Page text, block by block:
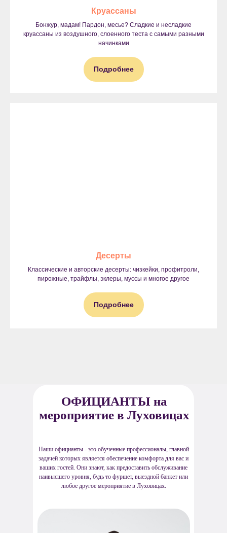
Круассаны
Бонжур, мадам! Пардон, месье? Сладкие и несладкие
круассаны из воздушного, слоенного теста с самыми разными
начинками
Подробнее
Десерты
Классические и авторские десерты: чизкейки, профитроли,
пирожные, трайфлы, эклеры, муссы и многое другое
Подробнее
Наши официанты - это обученные профессионалы, главной
задачей которых является обеспечение комфорта для вас и
ваших гостей. Они знают, как предоставить обслуживание
наивысшего уровня, будь то фуршет, выездной банкет или
любое другое мероприятие в Луховицах.
ОФИЦИАНТЫ на
мероприятие в Луховицах